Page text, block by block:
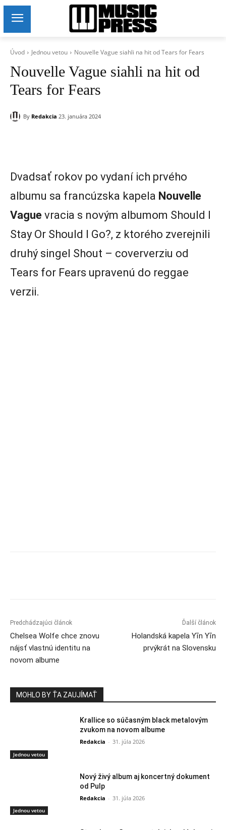
Úvod Jednou vetou Nouvelle Vague siahli na hit od Tears for Fears
Nouvelle Vague siahli na hit od
Tears for Fears
By Redakcia 23. januára 2024
Dvadsať rokov po vydaní ich prvého
albumu sa francúzska kapela Nouvelle
Vague vracia s novým albumom Should I
Stay Or Should I Go?, z ktorého zverejnili
druhý singel Shout – coververziu od
Tears for Fears upravenú do reggae
verzii.
Predchádzajúci článok
Chelsea Wolfe chce znovu
nájsť vlastnú identitu na
novom albume
Ďalší článok
Holandská kapela Yīn Yīn
prvýkrát na Slovensku
MOHLO BY ŤA ZAUJÍMAŤ
Jednou vetou
Krallice so súčasným black metalovým
zvukom na novom albume
Redakcia - 31. júla 2026
Jednou vetou
Nový živý album aj koncertný dokument
od Pulp
Redakcia - 31. júla 2026